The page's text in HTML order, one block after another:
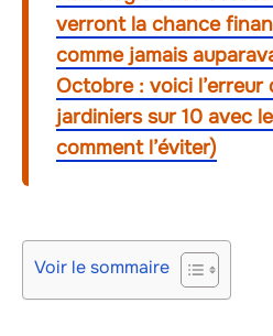
verront la chance
comme jamais
Octobre : voici
jardiniers sur 10 avec
comment l’éviter)
Voir le sommaire